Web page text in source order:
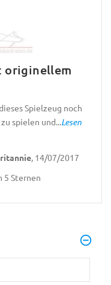
originellem
Spielzeug noch
spielen und...Lesen
, 14/07/2017
5 Sternen